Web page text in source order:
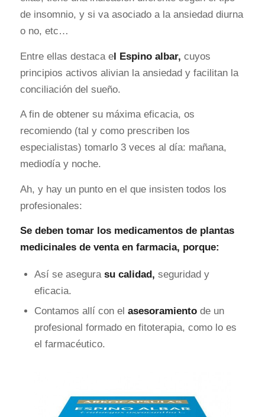
de insomnio, y si va asociado a la ansiedad diurna
o no, etc…
Entre ellas destaca el Espino albar, cuyos
principios activos alivian la ansiedad y facilitan la
conciliación del sueño.
A fin de obtener su máxima eficacia, os
recomiendo (tal y como prescriben los
especialistas) tomarlo 3 veces al día: mañana,
mediodía y noche.
Ah, y hay un punto en el que insisten todos los
profesionales:
Se deben tomar los medicamentos de plantas
medicinales de venta en farmacia, porque:
Así se asegura su calidad, seguridad y
eficacia.
Contamos allí con el asesoramientode un
profesional formado en fitoterapia, como lo es
el farmacéutico.